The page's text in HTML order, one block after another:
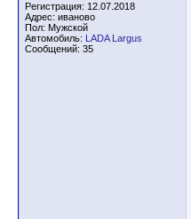
Регистрация: 12.07.2018
Адрес: иваново
Пол: Мужской
Автомобиль: LADA Largus
Сообщений: 35